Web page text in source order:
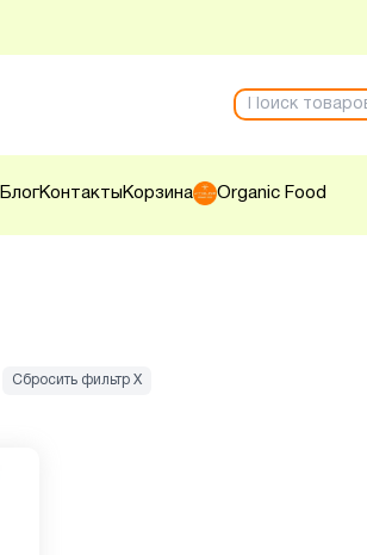
БлогКонтакты Корзина Organic Food
Сбросить фильтр Х